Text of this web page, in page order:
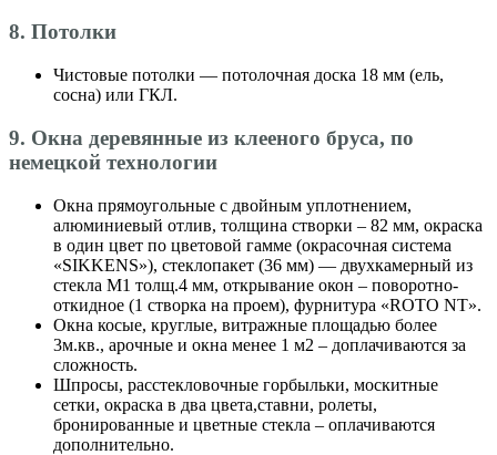
8. Потолки
Чистовые потолки — потолочная доска 18 мм (ель,
сосна) или ГКЛ.
9. Окна деревянные из клееного бруса, по
немецкой технологии
Окна прямоугольные с двойным уплотнением,
алюминиевый отлив, толщина створки – 82 мм, окраска
в один цвет по цветовой гамме (окрасочная система
«SIKKENS»), стеклопакет (36 мм) — двухкамерный из
стекла М1 толщ.4 мм, открывание окон – поворотно-
откидное (1 створка на проем), фурнитура «ROTO NT».
Окна косые, круглые, витражные площадью более
3м.кв., арочные и окна менее 1 м2 – доплачиваются за
сложность.
Шпросы, расстекловочные горбыльки, москитные
сетки, окраска в два цвета,ставни, ролеты,
бронированные и цветные стекла – оплачиваются
дополнительно.